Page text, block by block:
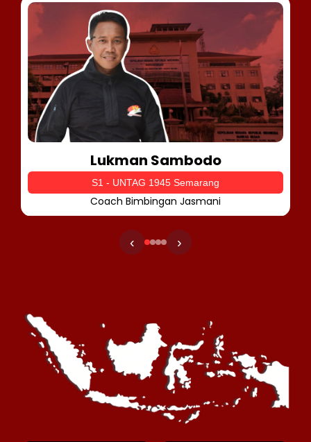
Lukman Sambodo
S1 - UNTAG 1945 Semarang
Coach Bimbingan Jasmani
‹ ›